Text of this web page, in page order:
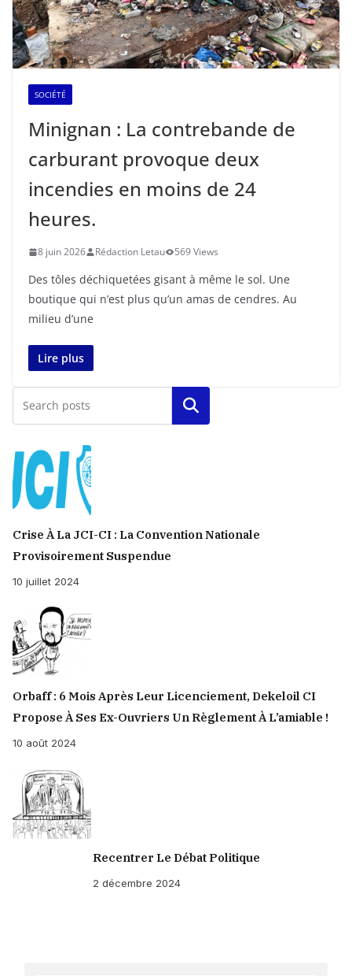
SOCIÉTÉ
Minignan : La contrebande de
carburant provoque deux
incendies en moins de 24
heures.
8 juin 2026 Rédaction Letau 569 Views
Des tôles déchiquetées gisant à même le sol. Une
boutique qui n’est plus qu’un amas de cendres. Au
milieu d’une
Lire plus
Rechercher
Crise À La JCI-CI : La Convention Nationale
Provisoirement Suspendue
10 juillet 2024
Orbaff : 6 Mois Après Leur Licenciement, Dekeloil CI
Propose À Ses Ex-Ouvriers Un Règlement À L’amiable !
10 août 2024
Recentrer Le Débat Politique
2 décembre 2024